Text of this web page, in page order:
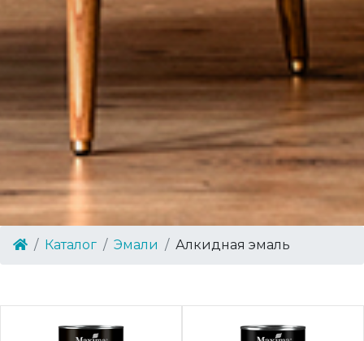
Каталог Эмали Алкидная эмаль